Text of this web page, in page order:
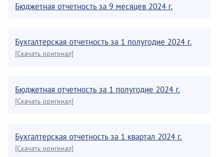
Бюджетная отчетность за 9 месяцев 2024 г.
Бухгалтерская отчетность за 1 полугодие 2024 г.
[Скачать оригинал]
Бюджетная отчетность за 1 полугодие 2024 г.
[Скачать оригинал]
Бухгалтерская отчетность за 1 квартал 2024 г.
[Скачать оригинал]